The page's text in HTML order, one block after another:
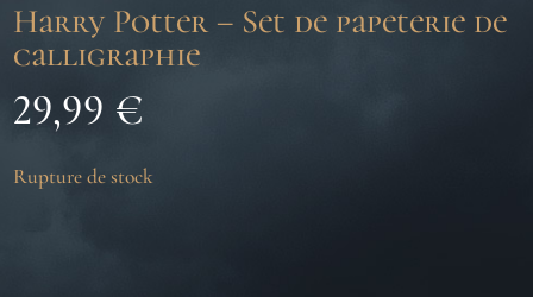
Harry Potter – Set de papeterie de
calligraphie
29,99 €
Rupture de stock